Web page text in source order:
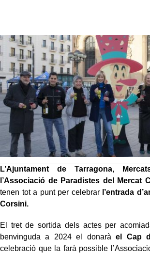
L’Ajuntament de Tarragona,
l’Associació de Paradistes del Mercat
tenen tot a punt per celebrar l’entrada
Corsini.
El tret de sortida dels actes per
benvinguda a 2024 el donarà el Cap
celebració que la farà possible